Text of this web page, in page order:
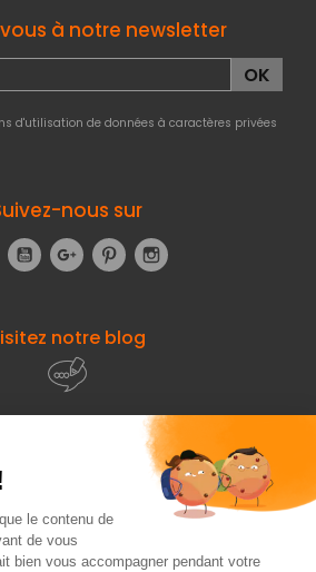
à notre newsletter
d'utilisation de données à caractères privées
nous sur
FacebookYouTubeGoogle+Pinterest
notre blog
de